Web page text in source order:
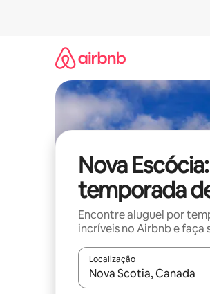
Nova
temporada
Encontre aluguel por
incríveis no Airbnb e faça
Localização
Quando os resultados